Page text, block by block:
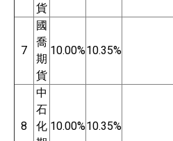
貨
7
國
喬
期
貨
10.00%10.35%
8
中
石
化 10.00%10.35%